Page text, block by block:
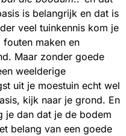
is belangrijk en dat is
veel tuinkennis kom je
maken en
Maar zonder goede
weelderige
uit je moestuin echt wel
kijk naar je grond. En
je dan dat je de bodem
belang van een goede